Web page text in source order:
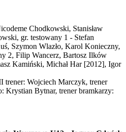
Chodkowski, Stanisław
gr. testowany 1 - Stefan
Szymon Wlazło, Karol Konieczny,
2, Filip Wancerz, Bartosz Ilków
Kamiński, Michał Har [2012], Igor
trener: Wojciech Marczyk, trener
Krystian Bytnar, trener bramkarzy: